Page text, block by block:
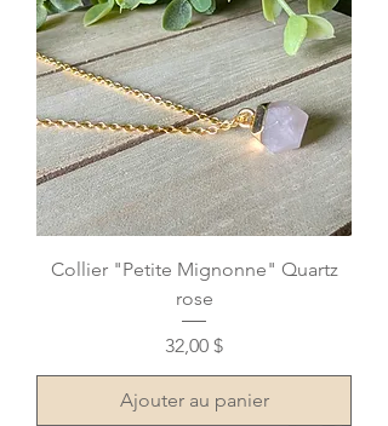
Collier "Petite Mignonne" Quartz
rose
Prix
32,00 $
Ajouter au panier